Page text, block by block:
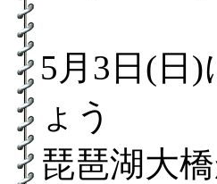
5月3日(日
ょう
琵琶湖大